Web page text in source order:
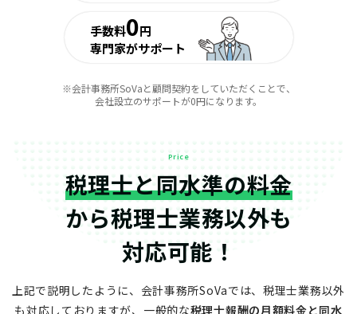
手数料0円
専門家がサポート
※会計事務所SoVaと顧問契約をしていただくことで、
会社設立のサポートが0円になります。
Price
税理士と同水準の料金
から税理士業務以外も
対応可能！
上記で説明したように、会計事務所SoVaでは、税理士業務以外
も対応しておりますが、 一般的な税理士報酬の月額料金と同水